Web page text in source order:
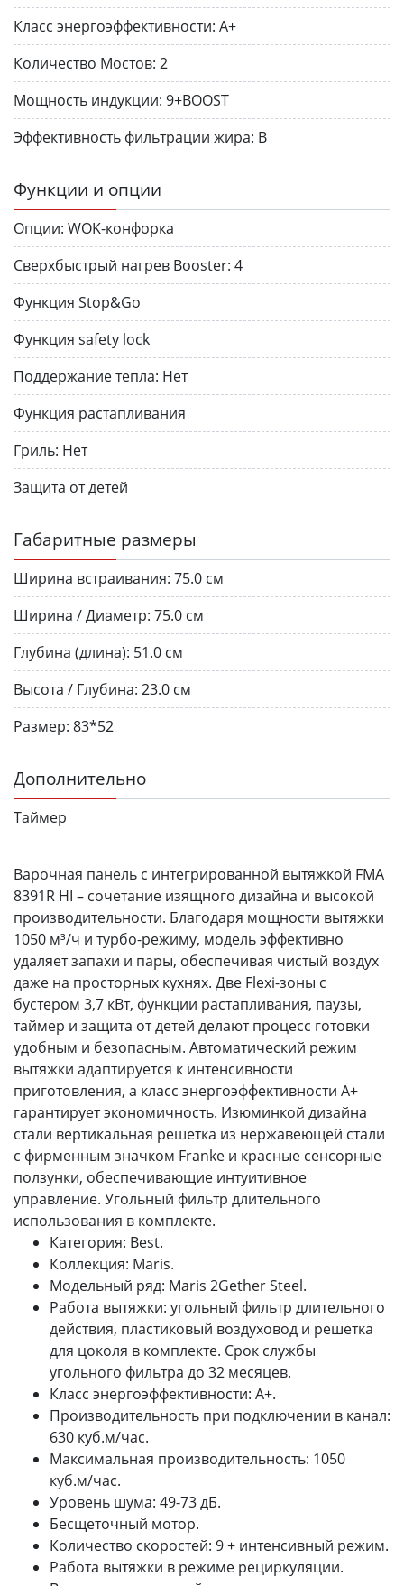
Класс энергоэффективности: A+
Количество Мостов: 2
Мощность индукции: 9+BOOST
Эффективность фильтрации жира: B
Функции и опции
Опции: WOK-конфорка
Сверхбыстрый нагрев Booster: 4
Функция Stop&Go
Функция safety lock
Поддержание тепла: Нет
Функция растапливания
Гриль: Нет
Защита от детей
Габаритные размеры
Ширина встраивания: 75.0 см
Ширина / Диаметр: 75.0 см
Глубина (длина): 51.0 см
Высота / Глубина: 23.0 см
Размер: 83*52
Дополнительно
Таймер
Варочная панель с интегрированной вытяжкой FMA
8391R HI – сочетание изящного дизайна и высокой
производительности. Благодаря мощности вытяжки
1050 м³/ч и турбо-режиму, модель эффективно
удаляет запахи и пары, обеспечивая чистый воздух
даже на просторных кухнях. Две Flexi-зоны с
бустером 3,7 кВт, функции растапливания, паузы,
таймер и защита от детей делают процесс готовки
удобным и безопасным. Автоматический режим
вытяжки адаптируется к интенсивности
приготовления, а класс энергоэффективности A+
гарантирует экономичность. Изюминкой дизайна
стали вертикальная решетка из нержавеющей стали
с фирменным значком Franke и красные сенсорные
ползунки, обеспечивающие интуитивное
управление. Угольный фильтр длительного
использования в комплекте.
Категория: Best.
Коллекция: Maris.
Модельный ряд: Maris 2Gether Steel.
Работа вытяжки: угольный фильтр длительного
действия, пластиковый воздуховод и решетка
для цоколя в комплекте. Срок службы
угольного фильтра до 32 месяцев.
Класс энергоэффективности: A+.
Производительность при подключении в канал:
630 куб.м/час.
Максимальная производительность: 1050
куб.м/час.
Уровень шума: 49-73 дБ.
Бесщеточный мотор.
Количество скоростей: 9 + интенсивный режим.
Работа вытяжки в режиме рециркуляции.